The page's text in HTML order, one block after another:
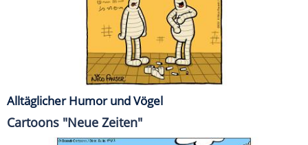
Alltäglicher Humor und Vögel
Cartoons "Neue Zeiten"